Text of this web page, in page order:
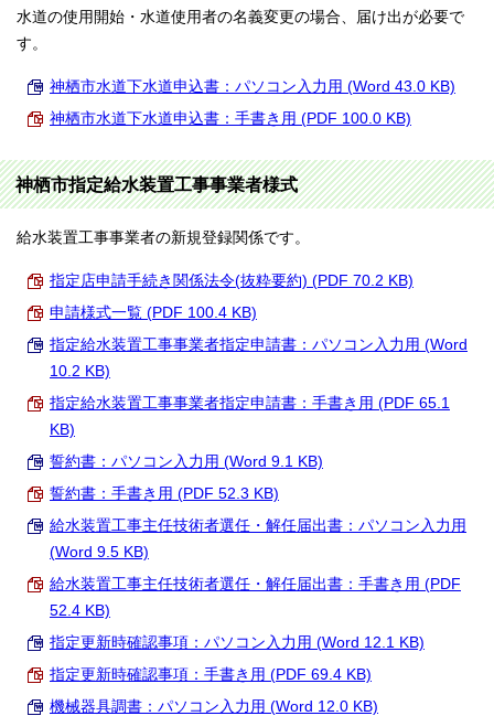
水道の使用開始・水道使用者の名義変更の場合、届け出が必要で
す。
神栖市水道下水道申込書：パソコン入力用 (Word 43.0 KB)
神栖市水道下水道申込書：手書き用 (PDF 100.0 KB)
神栖市指定給水装置工事事業者様式
給水装置工事事業者の新規登録関係です。
指定店申請手続き関係法令(抜粋要約) (PDF 70.2 KB)
申請様式一覧 (PDF 100.4 KB)
指定給水装置工事事業者指定申請書：パソコン入力用 (Word
10.2 KB)
指定給水装置工事事業者指定申請書：手書き用 (PDF 65.1
KB)
誓約書：パソコン入力用 (Word 9.1 KB)
誓約書：手書き用 (PDF 52.3 KB)
給水装置工事主任技術者選任・解任届出書：パソコン入力用
(Word 9.5 KB)
給水装置工事主任技術者選任・解任届出書：手書き用 (PDF
52.4 KB)
指定更新時確認事項：パソコン入力用 (Word 12.1 KB)
指定更新時確認事項：手書き用 (PDF 69.4 KB)
機械器具調書：パソコン入力用 (Word 12.0 KB)